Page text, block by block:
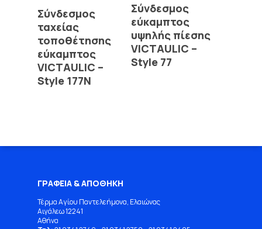
Σύνδεσμος
ταχείας
τοποθέτησης
εύκαμπτος
VICTAULIC –
Style 177N
Σύνδεσμος
εύκαμπτος
υψηλής πίεσης
VICTAULIC –
Style 77
ΓΡΑΦΕΙΑ & ΑΠΟΘΗΚΗ
Τέρμα Αγίου Παντελεήμονα, Ελαιώνας
Αιγάλεω 12241
Αθήνα